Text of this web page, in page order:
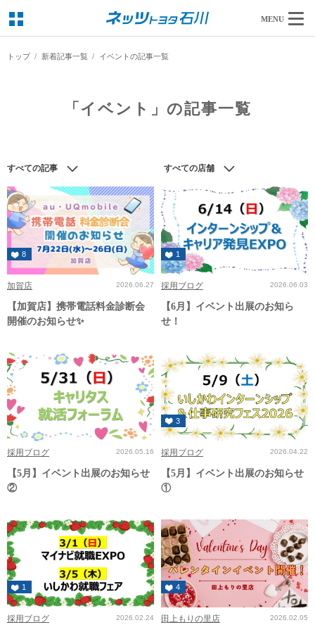
MENU
トップ 新着記事一覧 イベントの記事一覧
「イベント」の記事一覧
すべての記事 すべての店舗
8
加賀店 2026.06.27
【加賀店】携帯電話料金診断会
開催のお知らせ✨
1
採用ブログ 2026.06.03
【6月】イベント出展のお知ら
せ！
採用ブログ 2026.05.16
【5月】イベント出展のお知らせ
②
3
採用ブログ 2026.04.22
【5月】イベント出展のお知らせ
①
1
採用ブログ 2026.02.24
4
田上もりの里店 2026.02.05